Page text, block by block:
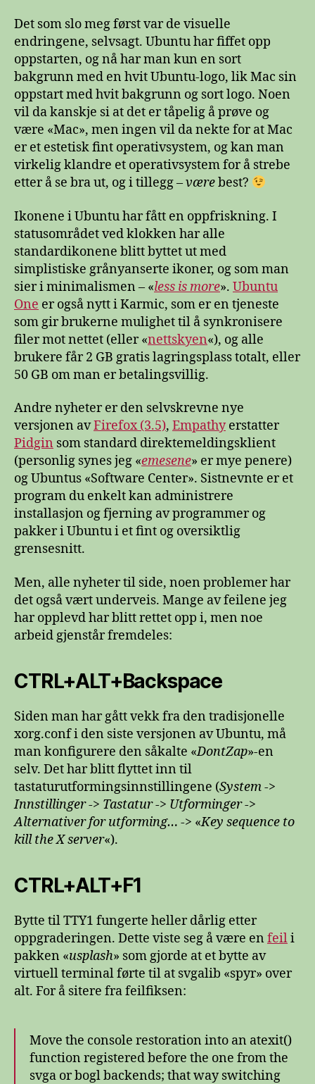
Det som slo meg først var de visuelle
endringene, selvsagt. Ubuntu har fiffet opp
oppstarten, og nå har man kun en sort
bakgrunn med en hvit Ubuntu-logo, lik Mac sin
oppstart med hvit bakgrunn og sort logo. Noen
vil da kanskje si at det er tåpelig å prøve og
være «Mac», men ingen vil da nekte for at Mac
er et estetisk fint operativsystem, og kan man
virkelig klandre et operativsystem for å strebe
etter å se bra ut, og i tillegg –værebest?
Ikonene i Ubuntu har fått en oppfriskning. I
statusområdet ved klokken har alle
standardikonene blitt byttet ut med
simplistiske grånyanserte ikoner, og som man
sier i minimalismen – «less is more». Ubuntu
One er også nytt i Karmic, som er en tjeneste
som gir brukerne mulighet til å synkronisere
filer mot nettet (eller «nettskyen«), og alle
brukere får 2 GB gratis lagringsplass totalt, eller
50 GB om man er betalingsvillig.
Andre nyheter er den selvskrevne nye
versjonen avFirefox (3.5), Empathyerstatter
Pidgin som standard direktemeldingsklient
(personlig synes jeg «emesene» er mye penere)
og Ubuntus «Software Center». Sistnevnte er et
program du enkelt kan administrere
installasjon og fjerning av programmer og
pakker i Ubuntu i et fint og oversiktlig
grensesnitt.
Men, alle nyheter til side, noen problemer har
det også vært underveis. Mange av feilene jeg
har opplevd har blitt rettet opp i, men noe
arbeid gjenstår fremdeles:
CTRL+ALT+Backspace
Siden man har gått vekk fra den tradisjonelle
xorg.conf i den siste versjonen av Ubuntu, må
man konfigurere den såkalte «DontZap»-en
selv. Det har blitt flyttet inn til
tastaturutformingsinnstillingene (System->
Innstillinger-> Tastatur-> Utforminger->
Alternativer for utforming… -> «Key sequence to
kill the X server«).
CTRL+ALT+F1
Bytte til TTY1 fungerte heller dårlig etter
oppgraderingen. Dette viste seg å være en feili
pakken «usplash» som gjorde at et bytte av
virtuell terminal førte til at svgalib «spyr» over
alt. For å sitere fra feilfiksen:
Move the console restoration into an atexit()
function registered before the one from the
svga or bogl backends; that way switching